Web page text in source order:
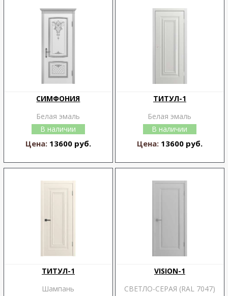
СИМФОНИЯ
Белая эмаль
В наличии
Цена: 13600 руб.
ТИТУЛ-1
Белая эмаль
В наличии
Цена: 13600 руб.
ТИТУЛ-1
Шампань
VISION-1
СВЕТЛО-СЕРАЯ (RAL 7047)